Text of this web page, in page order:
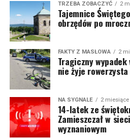
TRZEBA ZOBACZYĆ 2
Tajemnice
obrzędów po
FAKTY Z MASŁOWA 2
Tragiczny wypadek
nie żyje rowerzysta
NA SYGNALE 2
14-latek ze
Zamieszczał w
wyznaniowym